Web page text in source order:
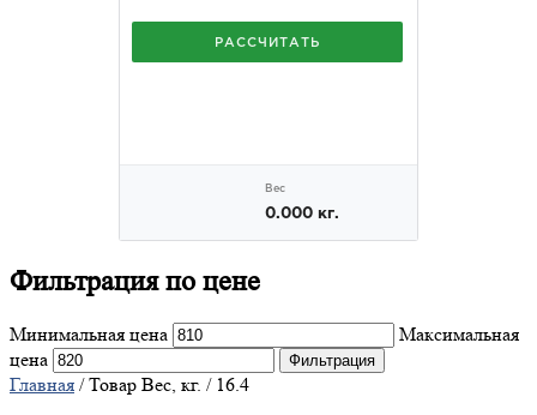
Фильтрацияпо цене
Минимальная цена
Максимальная
цена
Фильтрация
Главная / Товар Вес, кг. / 16.4